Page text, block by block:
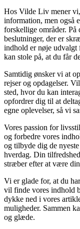
Hos Vilde Liv mener
information, men også
forskellige områder. På
beslutninger, der er
indhold er nøje udvalgt
kan stole på, at du får
Samtidig ønsker vi at
rejser og opdagelser.
sted, hvor du kan
opfordrer dig til at
egne oplevelser, så vi
Vores passion for
og forbedre vores
og tilbyde dig de
hverdag. Din
stræber efter at være
Vi er glade for, at du
vil finde vores indhold
dykke ned i vores
muligheder. Sammen
og glæde.